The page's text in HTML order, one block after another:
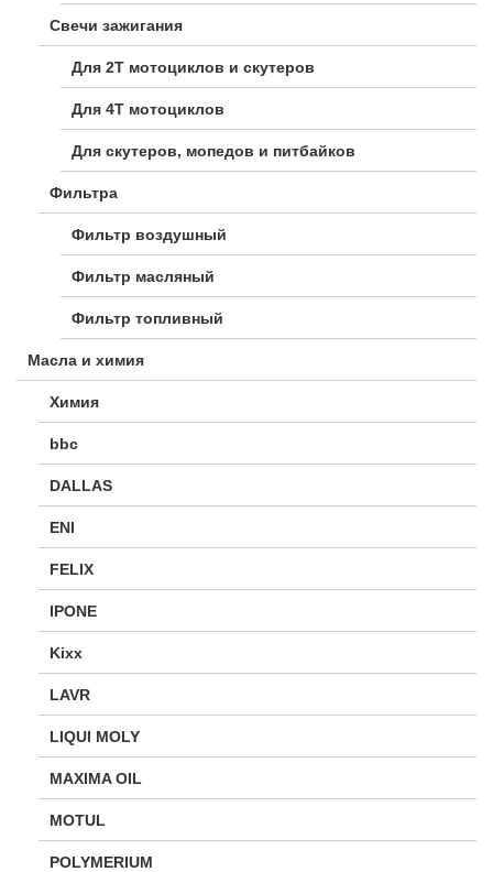
Свечи зажигания
Для 2Т мотоциклов и скутеров
Для 4Т мотоциклов
Для скутеров, мопедов и питбайков
Фильтра
Фильтр воздушный
Фильтр масляный
Фильтр топливный
Масла и химия
Химия
bbc
DALLAS
ENI
FELIX
IPONE
Kixx
LAVR
LIQUI MOLY
MAXIMA OIL
MOTUL
POLYMERIUM